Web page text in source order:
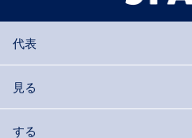
代表
見る
する